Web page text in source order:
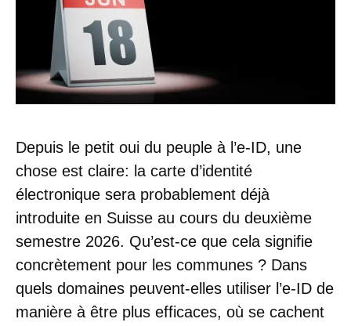
Depuis le petit oui du peuple à l’e-ID, une
chose est claire: la carte d’identité
électronique sera probablement déjà
introduite en Suisse au cours du deuxième
semestre 2026. Qu’est-ce que cela signifie
concrètement pour les communes ? Dans
quels domaines peuvent-elles utiliser l’e-ID de
manière à être plus efficaces, où se cachent